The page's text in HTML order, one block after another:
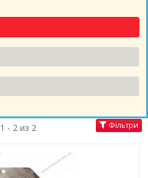
1 - 2 из 2 Фільтри